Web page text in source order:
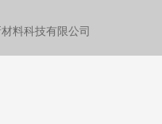
料科技有限公司